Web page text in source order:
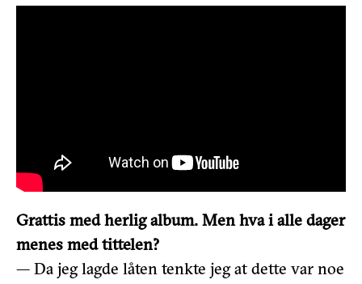
Grattis med herlig album. Men hva i alle dager
menes med tittelen?
— Da jeg lagde låten tenkte jeg at dette var noe